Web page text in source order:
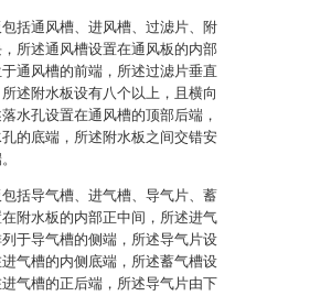
括通风槽、进风槽、过滤片、附
所述通风槽设置在通风板的内部
通风槽的前端，所述过滤片垂直
述附水板设有八个以上，且横向
水孔设置在通风槽的顶部后端，
的底端，所述附水板之间交错安
括导气槽、进气槽、导气片、蓄
附水板的内部正中间，所述进气
于导气槽的侧端，所述导气片设
气槽的内侧底端，所述蓄气槽设
气槽的正后端，所述导气片由下